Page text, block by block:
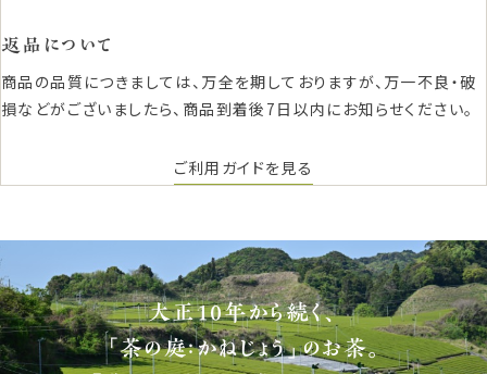
返品について
商品の品質につきましては、万全を期しておりますが、万一不良・破
損などがございましたら、商品到着後7日以内にお知らせください。
ご利用ガイドを見る
大正10年から続く、
「茶の庭：かねじょう」のお茶。